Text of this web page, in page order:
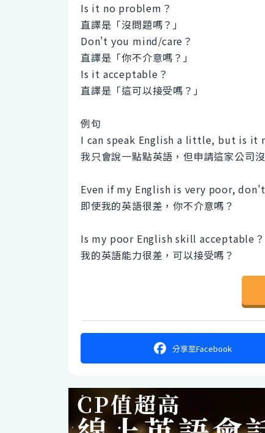
Is it no problem？
直譯是「沒問題嗎？」
Don't you mind/care？
直譯是「你不介意嗎？」
Is it acceptable？
直譯是「這可以接受嗎？」
例句
I can speak English a little, but is it
我只會說一點點英語，但申請這家公司
Even if my English is very poor,
即使我的英語很差，你不介意嗎？
Is my poor English skill acceptable？
我的英語能力很差，可以接受嗎？
分享至Facebook